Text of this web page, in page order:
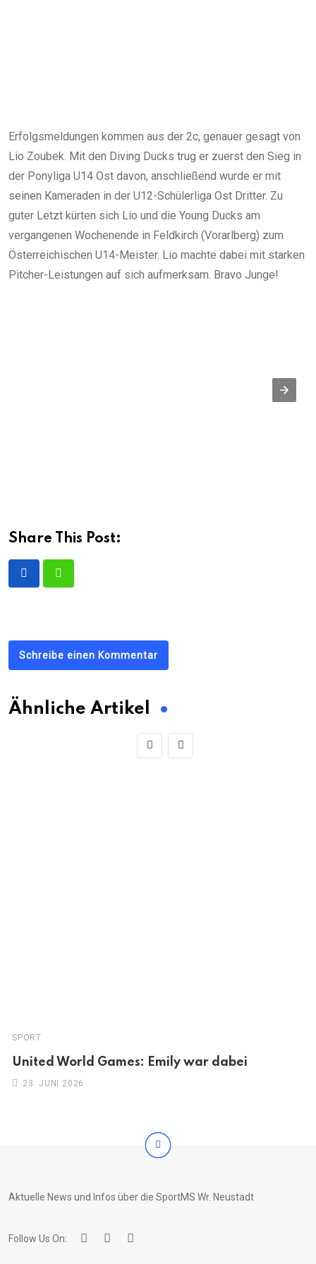
Erfolgsmeldungen kommen aus der 2c, genauer gesagt von
Lio Zoubek. Mit den Diving Ducks trug er zuerst den Sieg in
der Ponyliga U14 Ost davon, anschließend wurde er mit
seinen Kameraden in der U12-Schülerliga Ost Dritter. Zu
guter Letzt kürten sich Lio und die Young Ducks am
vergangenen Wochenende in Feldkirch (Vorarlberg) zum
Österreichischen U14-Meister. Lio machte dabei mit starken
Pitcher-Leistungen auf sich aufmerksam. Bravo Junge!
Share This Post:
Schreibe einen Kommentar
Ähnliche Artikel
SPORT
United World Games: Emily war dabei
23. JUNI 2026
Aktuelle News und Infos über die SportMS Wr. Neustadt
Follow Us On: